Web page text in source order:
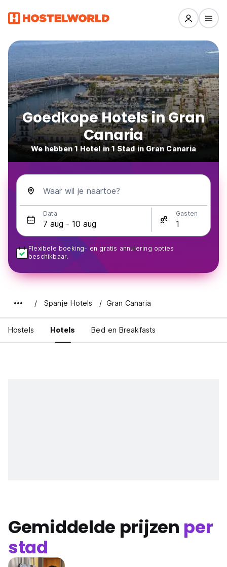
Goedkope Hotels in Gran
Canaria
We hebben 1 Hotel in 1 Stad in Gran Canaria
Waar wil je naartoe?
Data Gasten
Flexibele boeking- en gratis annulering opties
beschikbaar.
Spanje Hotels Gran Canaria
Hostels Hotels Bed en Breakfasts
Gemiddelde prijzen per
stad